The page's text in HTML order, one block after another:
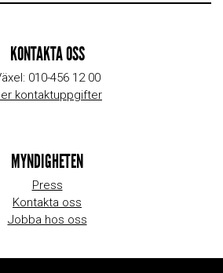
KONTAKTA OSS
010-456 12 00
kontaktuppgifter
MYNDIGHETEN
Press
Kontakta oss
Jobba hos oss